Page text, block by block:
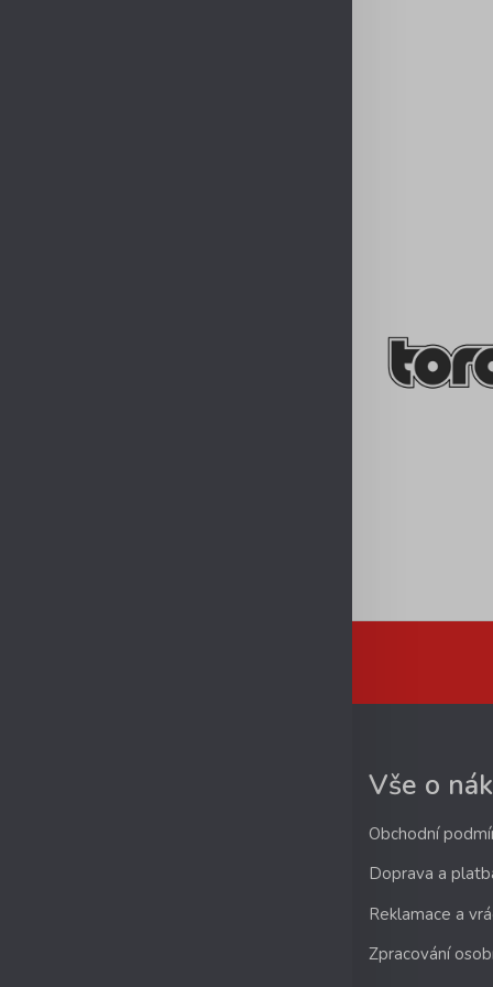
Vše o
Obchodní
Doprava a
Reklamace a
Zpracování